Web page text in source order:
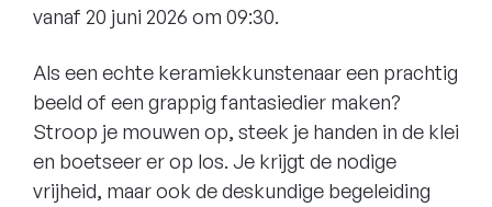
vanaf 20 juni 2026 om 09:30.
Als een echte keramiekkunstenaar een prachtig
beeld of een grappig fantasiedier maken?
Stroop je mouwen op, steek je handen in de klei
en boetseer er op los. Je krijgt de nodige
vrijheid, maar ook de deskundige begeleiding